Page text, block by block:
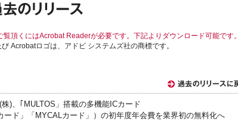
覧頂くにはAcrobat Readerが必要です。下記よりダウンロード可能です。
Acrobatロゴは、アドビ システムズ社の商標です。
)、｢MULTOS」搭載の多機能ICカード
ド」「MYCALカード」）の初年度年会費を業界初の無料化へ